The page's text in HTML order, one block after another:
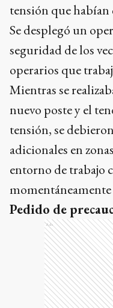
tensión que habían
Se desplegó un
seguridad de los
operarios que
Mientras se
nuevo poste y el
tensión, se
adicionales en
entorno de trabajo
momentáneamente
Pedido de
Ads